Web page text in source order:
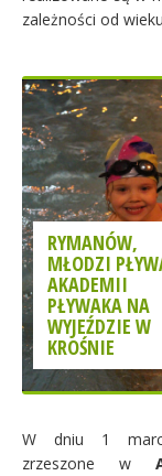
zależności od
RYMANÓW,
MŁODZI
AKADEMII
PŁYWAKA NA
WYJEŹDZIE W
KROŚNIE
W dniu 1
zrzeszone w